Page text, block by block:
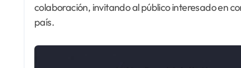
colaboración, invitando al público interesado en
país.